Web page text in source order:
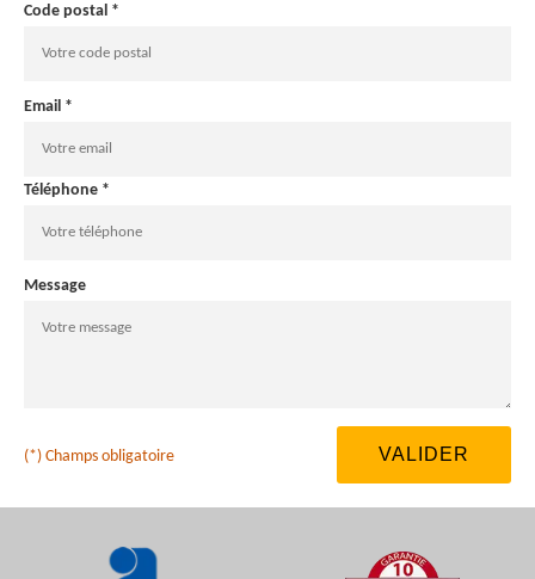
Code postal *
Email *
Téléphone *
Message
(*) Champs obligatoire